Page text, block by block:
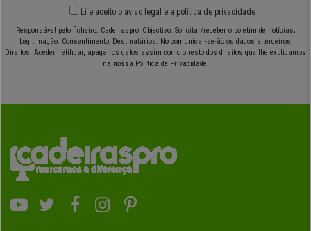
Li e aceito o aviso legal e a política de privacidade
Responsável pelo ficheiro: Cadeiraspro; Objectivo: Solicitar/receber o boletim de notícias;
Legitimação: Consentimento; Destinatários: No comunicar-se-ão os dados a terceiros;
Direitos: Aceder, retificar, apagar os datos assim como o resto dos direitos que lhe explicamos
na nossa Política de Privacidade.